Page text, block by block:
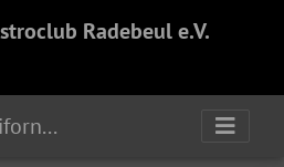
Radebeul e.V.
NGC1499 California-Nebula